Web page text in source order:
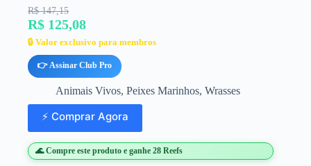
R$ 147,15
R$ 125,08
🔒 Valor exclusivo para membros
👉 Assinar Club Pro
Animais Vivos, Peixes Marinhos, Wrasses
⚡ Comprar Agora
🌊 Compre este produto e ganhe 28 Reefs